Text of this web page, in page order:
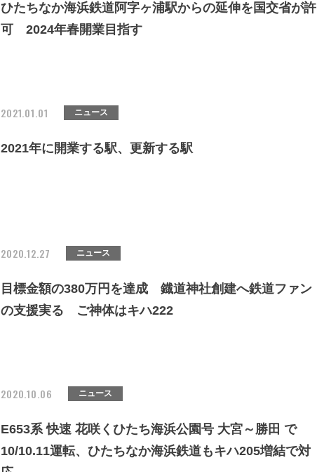
ひたちなか海浜鉄道阿字ヶ浦駅からの延伸を国交省が許
可 2024年春開業目指す
2021.01.01 ニュース
2021年に開業する駅、更新する駅
2020.12.27 ニュース
目標金額の380万円を達成 鐡道神社創建へ鉄道ファン
の支援実る ご神体はキハ222
2020.10.06 ニュース
E653系 快速 花咲くひたち海浜公園号 大宮～勝田 で
10/10.11運転、ひたちなか海浜鉄道もキハ205増結で対